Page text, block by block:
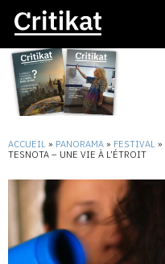
ACCUEIL » PANORAMA » FESTIVAL »
TESNOTA – UNE VIE À L’ÉTROIT